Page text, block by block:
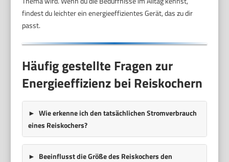
findest du leichter ein energieeffizientes Gerät, das zu dir
passt.
Häufig gestellte Fragen zur
Energieeffizienz bei Reiskochern
Wie erkenne ich den tatsächlichen Stromverbrauch
eines Reiskochers?
Beeinflusst die Größe des Reiskochers den